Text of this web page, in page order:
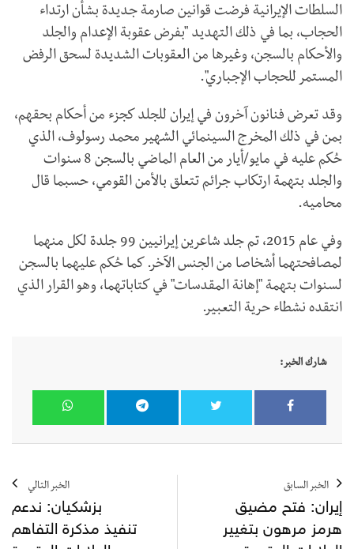
السلطات الإيرانية فرضت قوانين صارمة جديدة بشأن ارتداء
الحجاب، بما في ذلك التهديد "بفرض عقوبة الإعدام والجلد
والأحكام بالسجن، وغيرها من العقوبات الشديدة لسحق الرفض
المستمر للحجاب الإجباري".
وقد تعرض فنانون آخرون في إيران للجلد كجزء من أحكام بحقهم،
بمن في ذلك المخرج السينمائي الشهير محمد رسولوف، الذي
حُكم عليه في مايو/أيار من العام الماضي بالسجن 8 سنوات
والجلد بتهمة ارتكاب جرائم تتعلق بالأمن القومي، حسبما قال
محاميه.
وفي عام 2015، تم جلد شاعرين إيرانيين 99 جلدة لكل منهما
لمصافحتهما أشخاصا من الجنس الآخر. كما حُكم عليهما بالسجن
لسنوات بتهمة "إهانة المقدسات" في كتاباتهما، وهو القرار الذي
انتقده نشطاء حرية التعبير.
شارك الخبر:
الخبر السابق
إيران: فتح مضيق
هرمز مرهون بتغيير
الخبر التالي
بزشكيان: ندعم
تنفيذ مذكرة التفاهم